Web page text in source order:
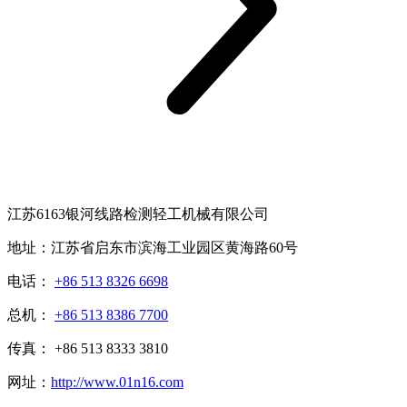
江苏6163银河线路检测轻工机械有限公司
地址：江苏省启东市滨海工业园区黄海路60号
电话： +86 513 8326 6698
总机： +86 513 8386 7700
传真： +86 513 8333 3810
网址： http://www.01n16.com